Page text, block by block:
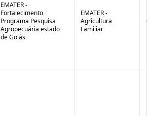
EMATER -
Fortalecimento
Programa Pesquisa
Agropecuária estado
de Goiás
EMATER -
Agricultura
Familiar